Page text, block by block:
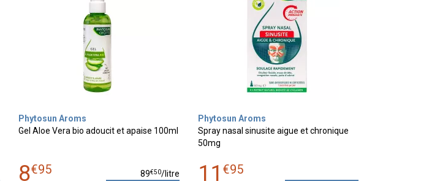
Phytosun Aroms
Gel Aloe Vera bio adoucit et apaise 100ml
8€95 89€50/litre
Phytosun Aroms
Spray nasal sinusite aigue et chronique
50mg
11 €95